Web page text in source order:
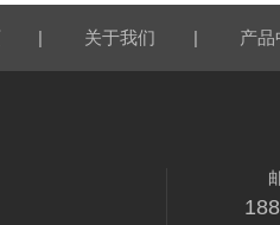
| 关于我们 | 产品